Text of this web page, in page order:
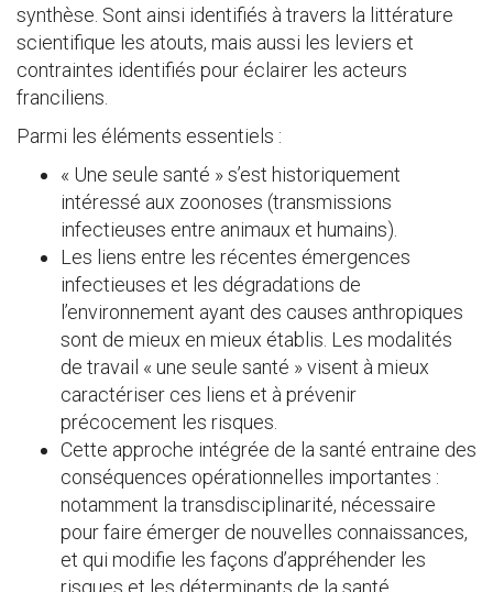
synthèse. Sont ainsi identifiés à travers la littérature
scientifique les atouts, mais aussi les leviers et
contraintes identifiés pour éclairer les acteurs
franciliens.
Parmi les éléments essentiels :
« Une seule santé » s’est historiquement
intéressé aux zoonoses (transmissions
infectieuses entre animaux et humains).
Les liens entre les récentes émergences
infectieuses et les dégradations de
l’environnement ayant des causes anthropiques
sont de mieux en mieux établis. Les modalités
de travail « une seule santé » visent à mieux
caractériser ces liens et à prévenir
précocement les risques.
Cette approche intégrée de la santé entraine des
conséquences opérationnelles importantes :
notamment la transdisciplinarité, nécessaire
pour faire émerger de nouvelles connaissances,
et qui modifie les façons d’appréhender les
risques et les déterminants de la santé.